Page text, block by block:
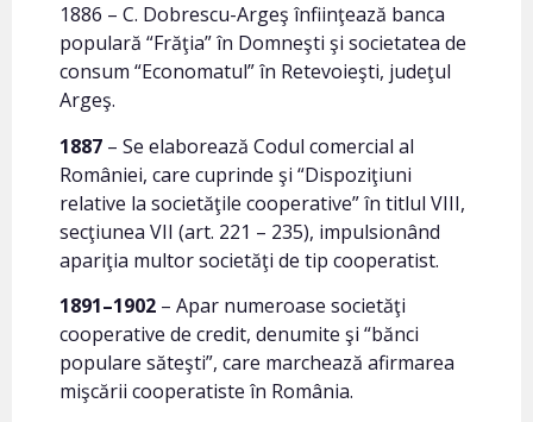
1886 – C. Dobrescu-Argeş înfiinţează banca
populară “Frăţia” în Domneşti şi societatea de
consum “Economatul” în Retevoieşti, judeţul
Argeş.
1887 – Se elaborează Codul comercial al
României, care cuprinde şi “Dispoziţiuni
relative la societăţile cooperative” în titlul VIII,
secţiunea VII (art. 221 – 235), impulsionând
apariţia multor societăţi de tip cooperatist.
1891–1902 – Apar numeroase societăţi
cooperative de credit, denumite şi “bănci
populare săteşti”, care marchează afirmarea
mişcării cooperatiste în România.